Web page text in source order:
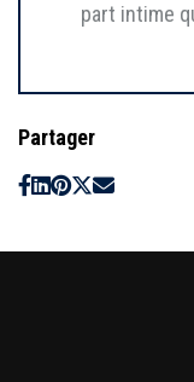
part intime
Partager